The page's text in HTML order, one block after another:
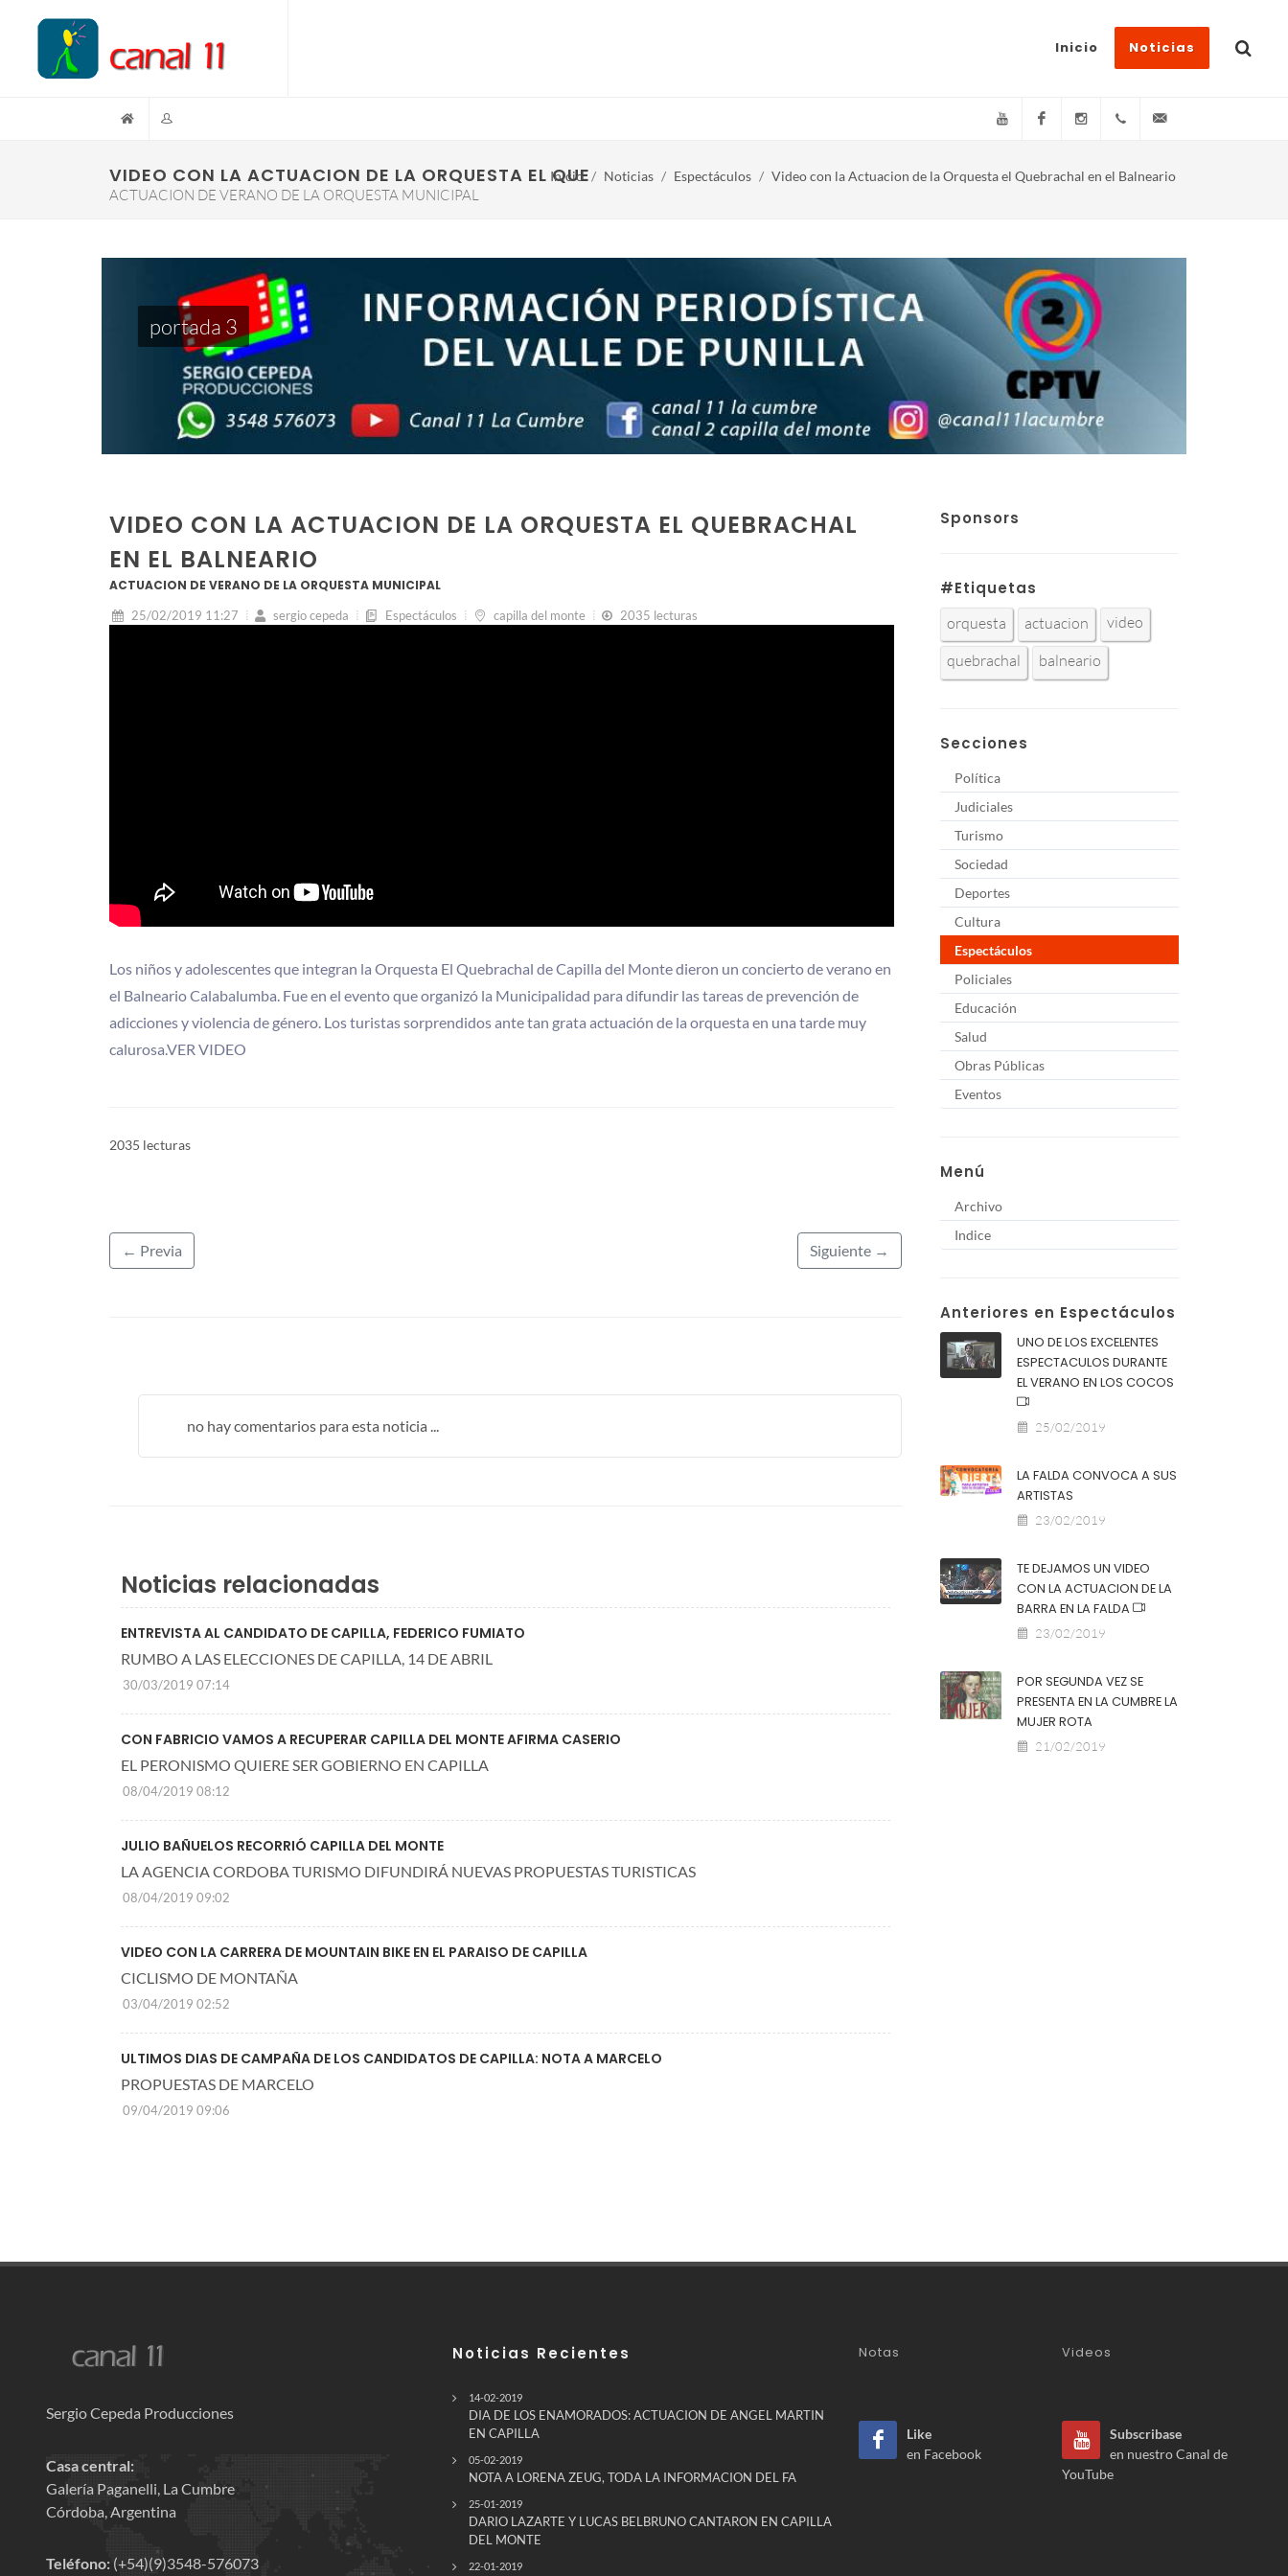
Inicio Noticias
YouTube FacebookInstagram(+54)(9)3548-576073
VIDEO CON LA ACTUACION DE LA ORQUESTA EL QUEBRACHAL EN EL BALNEARIO
ACTUACION DE VERANO DE LA ORQUESTA MUNICIPAL
Inicio Noticias Espectáculos Video con la Actuacion de la Orquesta el Quebrachal en el Balneario
portada 3
VIDEO CON LA ACTUACION DE LA ORQUESTA EL QUEBRACHAL
EN EL BALNEARIO
ACTUACION DE VERANO DE LA ORQUESTA MUNICIPAL
25/02/2019 11:27 sergio cepeda Espectáculos capilla del monte 2035 lecturas
Los niños y adolescentes que integran la Orquesta El Quebrachal de Capilla del Monte dieron un concierto de verano en
el Balneario Calabalumba. Fue en el evento que organizó la Municipalidad para difundir las tareas de prevención de
adicciones y violencia de género. Los turistas sorprendidos ante tan grata actuación de la orquesta en una tarde muy
calurosa.VER VIDEO
2035 lecturas
← Previa Siguiente →
no hay comentarios para esta noticia ...
Noticias relacionadas
ENTREVISTA AL CANDIDATO DE CAPILLA, FEDERICO FUMIATO
RUMBO A LAS ELECCIONES DE CAPILLA, 14 DE ABRIL
30/03/2019 07:14
CON FABRICIO VAMOS A RECUPERAR CAPILLA DEL MONTE AFIRMA CASERIO
EL PERONISMO QUIERE SER GOBIERNO EN CAPILLA
08/04/2019 08:12
JULIO BAÑUELOS RECORRIÓ CAPILLA DEL MONTE
LA AGENCIA CORDOBA TURISMO DIFUNDIRÁ NUEVAS PROPUESTAS TURISTICAS
08/04/2019 09:02
VIDEO CON LA CARRERA DE MOUNTAIN BIKE EN EL PARAISO DE CAPILLA
CICLISMO DE MONTAÑA
03/04/2019 02:52
ULTIMOS DIAS DE CAMPAÑA DE LOS CANDIDATOS DE CAPILLA: NOTA A MARCELO
PROPUESTAS DE MARCELO
09/04/2019 09:06
Sponsors
#Etiquetas
orquesta actuacion
video
quebrachal
balneario
Secciones
Política
Judiciales
Turismo
Sociedad
Deportes
Cultura
Espectáculos
Policiales
Educación
Salud
Obras Públicas
Eventos
Menú
Archivo
Indice
Anteriores en Espectáculos
UNO DE LOS EXCELENTES
ESPECTACULOS DURANTE
EL VERANO EN LOS COCOS
25/02/2019
LA FALDA CONVOCA A SUS
ARTISTAS
23/02/2019
TE DEJAMOS UN VIDEO
CON LA ACTUACION DE LA
BARRA EN LA FALDA
23/02/2019
POR SEGUNDA VEZ SE
PRESENTA EN LA CUMBRE LA
MUJER ROTA
21/02/2019
Sergio Cepeda Producciones
Casa central:
Galería Paganelli, La Cumbre
Córdoba, Argentina
Teléfono: (+54)(9)3548-576073
Noticias Recientes
14-02-2019
DIA DE LOS ENAMORADOS: ACTUACION DE ANGEL MARTIN
EN CAPILLA
05-02-2019
NOTA A LORENA ZEUG, TODA LA INFORMACION DEL FA
25-01-2019
DARIO LAZARTE Y LUCAS BELBRUNO CANTARON EN CAPILLA
DEL MONTE
22-01-2019
Notas Videos
Like
en Facebook
Subscribase
en nuestro Canal de
YouTube